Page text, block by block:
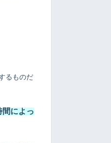
るものだ
間によっ